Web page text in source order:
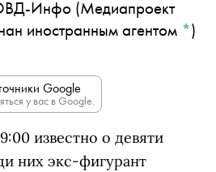
Инфо (Медиапроект
иностранным агентом *)
Google
у вас в Google.
известно о девяти
них экс-фигурант